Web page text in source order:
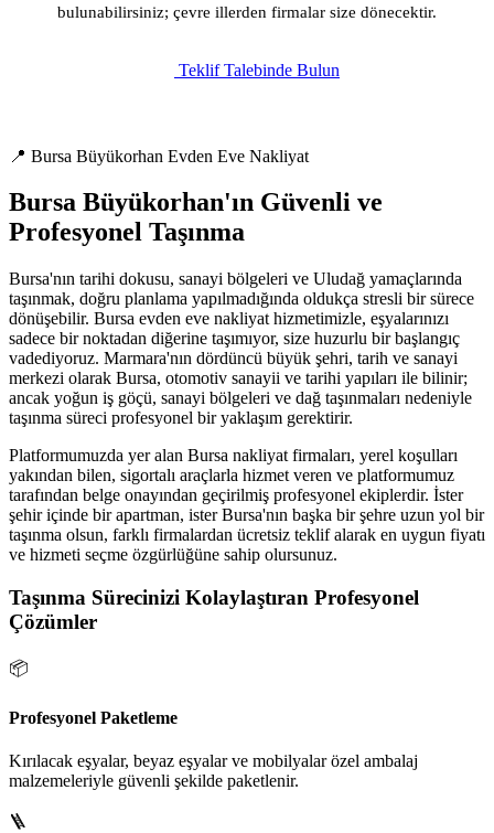
bulunabilirsiniz; çevre illerden firmalar size dönecektir.
Teklif Talebinde Bulun
📍 Bursa Büyükorhan Evden Eve Nakliyat
Bursa Büyükorhan'ın Güvenli ve
Profesyonel Taşınma
Bursa'nın tarihi dokusu, sanayi bölgeleri ve Uludağ yamaçlarında
taşınmak, doğru planlama yapılmadığında oldukça stresli bir sürece
dönüşebilir. Bursa evden eve nakliyat hizmetimizle, eşyalarınızı
sadece bir noktadan diğerine taşımıyor, size huzurlu bir başlangıç
vadediyoruz. Marmara'nın dördüncü büyük şehri, tarih ve sanayi
merkezi olarak Bursa, otomotiv sanayii ve tarihi yapıları ile bilinir;
ancak yoğun iş göçü, sanayi bölgeleri ve dağ taşınmaları nedeniyle
taşınma süreci profesyonel bir yaklaşım gerektirir.
Platformumuzda yer alan Bursa nakliyat firmaları, yerel koşulları
yakından bilen, sigortalı araçlarla hizmet veren ve platformumuz
tarafından belge onayından geçirilmiş profesyonel ekiplerdir. İster
şehir içinde bir apartman, ister Bursa'nın başka bir şehre uzun yol bir
taşınma olsun, farklı firmalardan ücretsiz teklif alarak en uygun fiyatı
ve hizmeti seçme özgürlüğüne sahip olursunuz.
Taşınma Sürecinizi Kolaylaştıran Profesyonel
Çözümler
📦
Profesyonel Paketleme
Kırılacak eşyalar, beyaz eşyalar ve mobilyalar özel ambalaj
malzemeleriyle güvenli şekilde paketlenir.
🪜